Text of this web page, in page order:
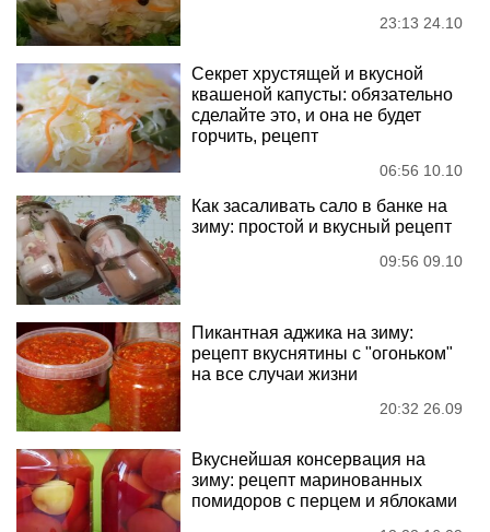
23:13 24.10
Секрет хрустящей и вкусной
квашеной капусты: обязательно
сделайте это, и она не будет
горчить, рецепт
06:56 10.10
Как засаливать сало в банке на
зиму: простой и вкусный рецепт
09:56 09.10
Пикантная аджика на зиму:
рецепт вкуснятины с "огоньком"
на все случаи жизни
20:32 26.09
Вкуснейшая консервация на
зиму: рецепт маринованных
помидоров с перцем и яблоками